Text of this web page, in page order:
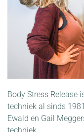
Body Stress Release
techniek al sinds
Ewald en Gail